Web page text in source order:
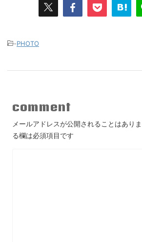
-PHOTO
comment
メールアドレスが公開されることはありま
る欄は必須項目です